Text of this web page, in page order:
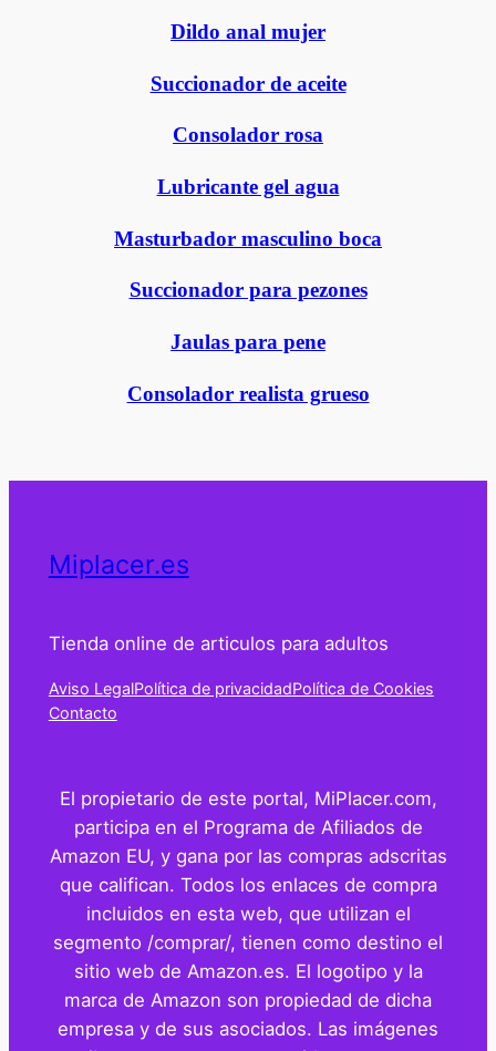
Dildo anal mujer
Succionador de aceite
Consolador rosa
Lubricante gel agua
Masturbador masculino boca
Succionador para pezones
Jaulas para pene
Consolador realista grueso
Miplacer.es
Tienda online de articulos para adultos
Aviso LegalPolítica de privacidadPolítica de Cookies
Contacto
El propietario de este portal, MiPlacer.com,
participa en el Programa de Afiliados de
Amazon EU, y gana por las compras adscritas
que califican. Todos los enlaces de compra
incluidos en esta web, que utilizan el
segmento /comprar/, tienen como destino el
sitio web de Amazon.es. El logotipo y la
marca de Amazon son propiedad de dicha
empresa y de sus asociados. Las imágenes